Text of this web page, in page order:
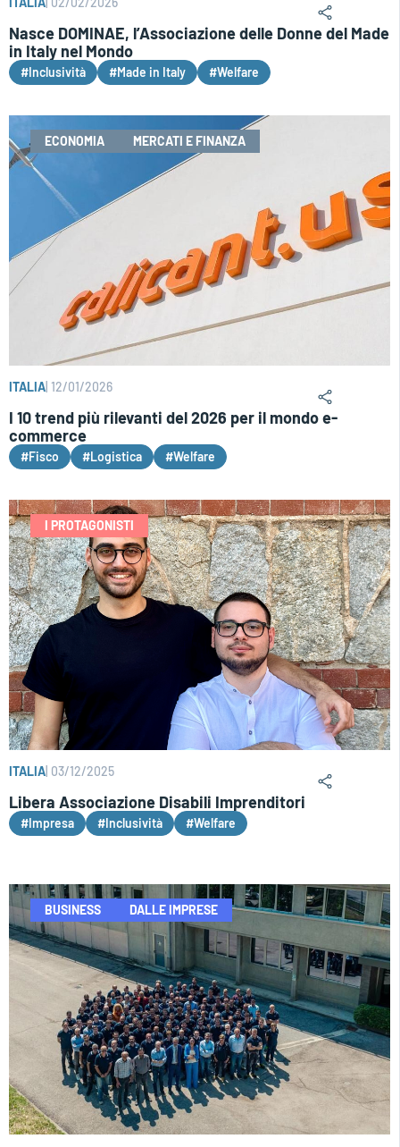
Nasce DOMINAE, l’Associazione delle Donne del Made
in Italy nel Mondo
#Inclusività #Made in Italy #Welfare
ECONOMIA MERCATI E FINANZA
ITALIA 12/01/2026
I 10 trend più rilevanti del 2026 per il mondo e-
commerce
#Fisco #Logistica #Welfare
I PROTAGONISTI
ITALIA 03/12/2025
Libera Associazione Disabili Imprenditori
#Impresa #Inclusività #Welfare
BUSINESS DALLE IMPRESE